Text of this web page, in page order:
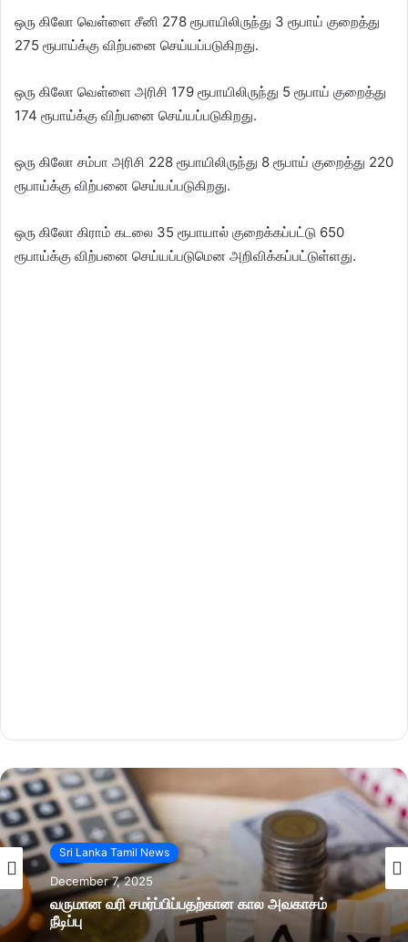
ஒரு கிலோ வெள்ளை சீனி 278 ரூபாயிலிருந்து 3 ரூபாய் குறைத்து
275 ரூபாய்க்கு விற்பனை செய்யப்படுகிறது.
ஒரு கிலோ வெள்ளை அரிசி 179 ரூபாயிலிருந்து 5 ரூபாய் குறைத்து
174 ரூபாய்க்கு விற்பனை செய்யப்படுகிறது.
ஒரு கிலோ சம்பா அரிசி 228 ரூபாயிலிருந்து 8 ரூபாய் குறைத்து 220
ரூபாய்க்கு விற்பனை செய்யப்படுகிறது.
ஒரு கிலோ கிராம் கடலை 35 ரூபாயால் குறைக்கப்பட்டு 650
ரூபாய்க்கு விற்பனை செய்யப்படுமென அறிவிக்கப்பட்டுள்ளது.
Sri Lanka Tamil News
December 7, 2025
வருமான வரி சமர்ப்பிப்பதற்கான கால அவகாசம்
நீடிப்பு